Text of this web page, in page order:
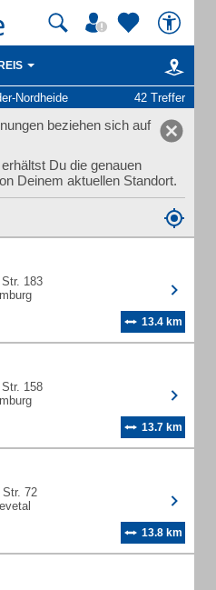
Nordheide 42 Treffer
beziehen sich auf
Du die genauen
Deinem aktuellen Standort.
183
13.4 km
158
13.7 km
72
13.8 km